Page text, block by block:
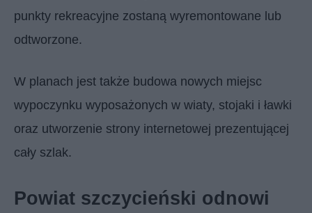
punkty rekreacyjne zostaną wyremontowane lub
odtworzone.
W planach jest także budowa nowych miejsc
wypoczynku wyposażonych w wiaty, stojaki i ławki
oraz utworzenie strony internetowej prezentującej
cały szlak.
Powiat szczycieński odnowi